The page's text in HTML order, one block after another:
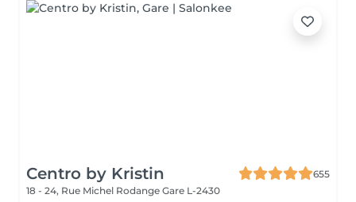
Centro by Kristin
655
18 - 24, Rue Michel Rodange Gare L-2430